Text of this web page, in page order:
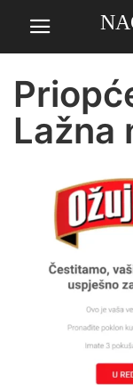
Lažna